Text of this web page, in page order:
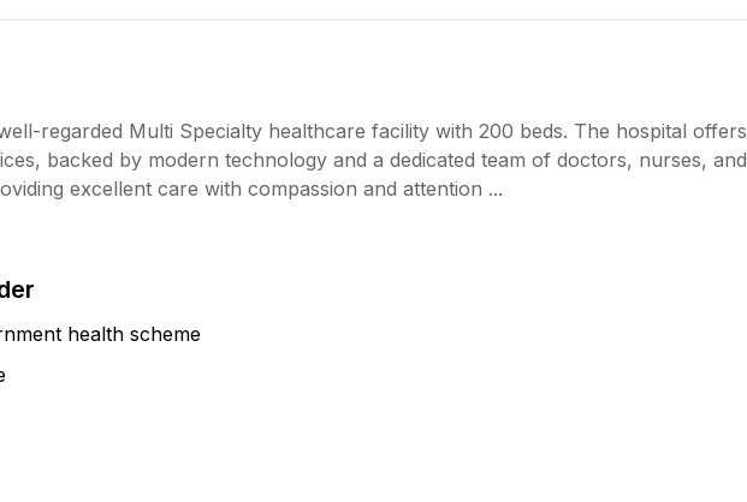
regarded Multi Specialty healthcare facility with 200 beds. The hospital offers
backed by modern technology and a dedicated team of doctors, nurses, and
technicians who focus on providing excellent care with compassion and attention ...
health scheme